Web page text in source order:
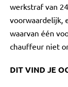
werkstraf van
voorwaardelijk,
waarvan één
chauffeur niet
DIT VIND JE